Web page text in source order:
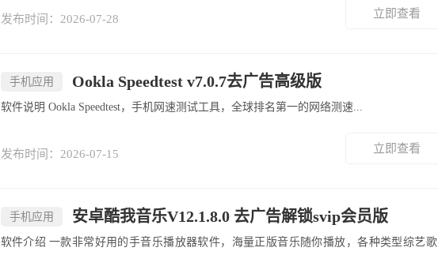
发布时间：2026-07-28 立即查看
手机应用 Ookla Speedtest v7.0.7去广告高级版
软件说明 Ookla Speedtest，手机网速测试工具，全球排名第一的网络测速...
发布时间：2026-07-15 立即查看
手机应用 安卓酷我音乐V12.1.8.0 去广告解锁svip会员版
软件介绍 一款非常好用的手音乐播放器软件，海量正版音乐随你播放，各种类型综艺歌曲